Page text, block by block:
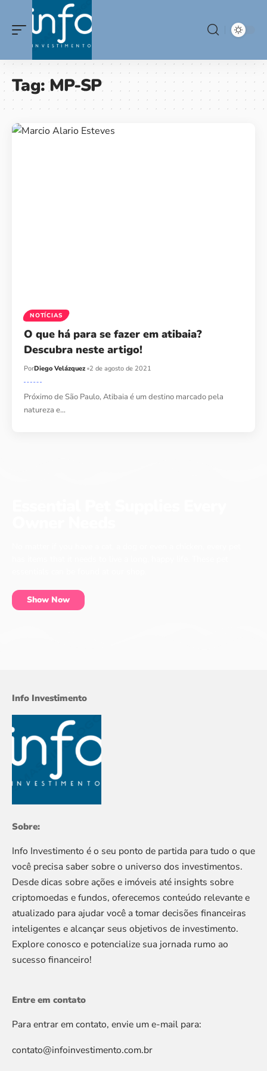
Tag:MP-SP
NOTÍCIAS
O que há para se fazer em atibaia?
Descubra neste artigo!
PorDiego Velázquez 2 de agosto de 2021
Próximo de São Paulo, Atibaia é um destino marcado pela
natureza e…
Show Now
Info Investimento
Sobre:
Info Investimento é o seu ponto de partida para tudo o que
você precisa saber sobre o universo dos investimentos.
Desde dicas sobre ações e imóveis até insights sobre
criptomoedas e fundos, oferecemos conteúdo relevante e
atualizado para ajudar você a tomar decisões financeiras
inteligentes e alcançar seus objetivos de investimento.
Explore conosco e potencialize sua jornada rumo ao
sucesso financeiro!
Entre em contato
Para entrar em contato, envie um e-mail para:
contato@infoinvestimento.com.br